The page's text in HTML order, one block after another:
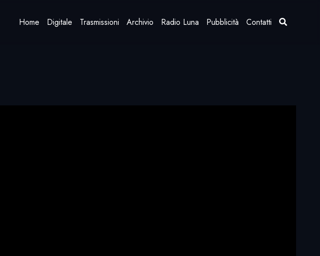
Home Digitale Trasmissioni Archivio Radio Luna Pubblicità Contatti